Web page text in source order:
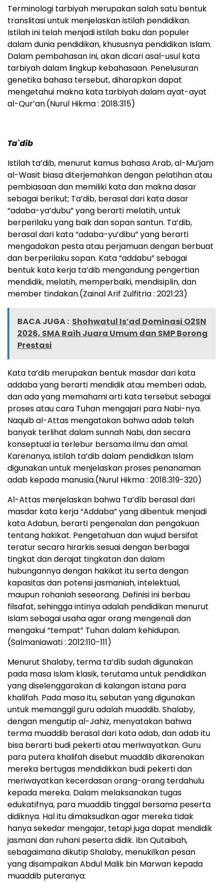
Terminologi tarbiyah merupakan salah satu bentuk
translitasi untuk menjelaskan istilah pendidikan.
Istilah ini telah menjadi istilah baku dan populer
dalam dunia pendidikan, khususnya pendidikan Islam.
Dalam pembahasan ini, akan dicari asal-usul kata
tarbiyah dalam lingkup kebahasaan. Penelusuran
genetika bahasa tersebut, diharapkan dapat
mengetahui makna kata tarbiyah dalam ayat-ayat
al-Qur’an.(Nurul Hikma : 2018:315)
Ta`dib
Istilah ta’dib, menurut kamus bahasa Arab, al-Mu’jam
al-Wasit biasa diterjemahkan dengan pelatihan atau
pembiasaan dan memiliki kata dan makna dasar
sebagai berikut; Ta’dib, berasal dari kata dasar
“adaba-ya’dubu” yang berarti melatih, untuk
berperilaku yang baik dan sopan santun. Ta’dib,
berasal dari kata “adaba-yu’dibu” yang berarti
mengadakan pesta atau perjamuan dengan berbuat
dan berperilaku sopan. Kata “addabu” sebagai
bentuk kata kerja ta’dib mengandung pengertian
mendidik, melatih, memperbaiki, mendisiplin, dan
member tindakan.(Zainal Arif Zulfitria : 2021:23)
BACA JUGA : Shohwatul Is’ad Dominasi O2SN
2026, SMA Raih Juara Umum dan SMP Borong
Prestasi
Kata ta’dib merupakan bentuk masdar dari kata
addaba yang berarti mendidik atau memberi adab,
dan ada yang memahami arti kata tersebut sebagai
proses atau cara Tuhan mengajari para Nabi-nya.
Naquib al-Attas mengatakan bahwa adab telah
banyak terlihat dalam sunnah Nabi, dan secara
konseptual ia terlebur bersama ilmu dan amal.
Karenanya, istilah ta’dib dalam pendidikan Islam
digunakan untuk menjelaskan proses penanaman
adab kepada manusia.(Nurul Hikma : 2018:319-320)
Al-Attas menjelaskan bahwa Ta’dîb berasal dari
masdar kata kerja “Addaba” yang dibentuk menjadi
kata Adabun, berarti pengenalan dan pengakuan
tentang hakikat. Pengetahuan dan wujud bersifat
teratur secara hirarkis sesuai dengan berbagai
tingkat dan derajat tingkatan dan dalam
hubungannya dengan hakikat itu serta dengan
kapasitas dan potensi jasmaniah, intelektual,
maupun rohaniah seseorang. Definisi ini berbau
filsafat, sehingga intinya adalah pendidikan menurut
Islam sebagai usaha agar orang mengenali dan
mengakui “tempat” Tuhan dalam kehidupan.
(Salmaniawati : 2012:110-111)
Menurut Shalaby, terma ta’dîb sudah digunakan
pada masa Islam klasik, terutama untuk pendidikan
yang diselenggarakan di kalangan istana para
khalifah. Pada masa itu, sebutan yang digunakan
untuk memanggil guru adalah muaddib. Shalaby,
dengan mengutip al-Jahiz, menyatakan bahwa
terma muaddib berasal dari kata adab, dan adab itu
bisa berarti budi pekerti atau meriwayatkan. Guru
para putera khalifah disebut muaddib dikarenakan
mereka bertugas mendidikkan budi pekerti dan
meriwayatkan kecerdasan orang-orang terdahulu
kepada mereka. Dalam melaksanakan tugas
edukatifnya, para muaddib tinggal bersama peserta
didiknya. Hal itu dimaksudkan agar mereka tidak
hanya sekedar mengajar, tetapi juga dapat mendidik
jasmani dan ruhani peserta didik. Ibn Qutaibah,
sebagaimana dikutip Shalaby, menukilkan pesan
yang disampaikan Abdul Malik bin Marwan kepada
muaddib puteranya: